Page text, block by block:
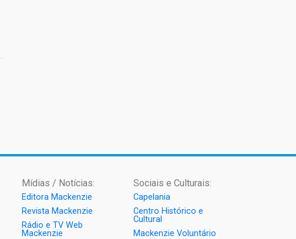
Mídias / Notícias:
Editora Mackenzie
Revista Mackenzie
Rádio e TV Web
Mackenzie
Sociais e Culturais:
Capelania
Centro Histórico e
Cultural
Mackenzie Voluntário